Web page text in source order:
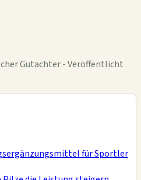
Gutachter - Veröffentlicht
für Sportler